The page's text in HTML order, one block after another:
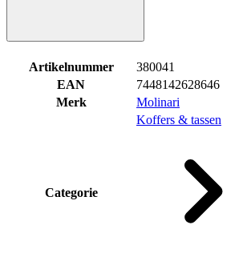
Artikelnummer
380041
EAN
7448142628646
Merk
Molinari
Categorie
Koffers & tassen